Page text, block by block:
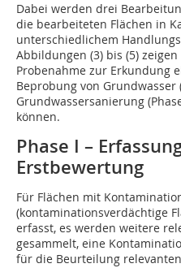
Dabei werden drei
die bearbeiteten Flächen in
unterschiedlichem
Abbildungen (3) bis (5)
Probenahme zur Erkundung
Beprobung von Grundwasser
Grundwassersanierung
können.
Phase I –
Erstbewertung
Für Flächen mit
(kontaminationsverdächtige
erfasst, es werden weitere
gesammelt, eine
für die Beurteilung